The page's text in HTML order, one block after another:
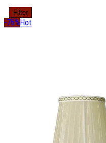
Filter
-76% Hot